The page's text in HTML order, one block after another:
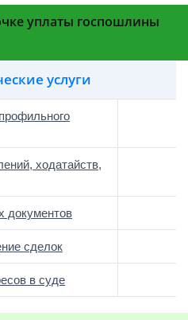
уплаты госпошлины
услуги
ходатайств,
документов
сделок
в суде